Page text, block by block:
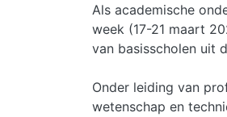
Als academische
week (17-21 maart
van basisscholen uit
Onder leiding van
wetenschap en